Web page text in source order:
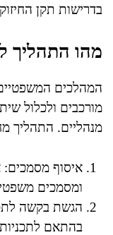
בדרישות תקן
מהו התהליך
המהלכים
מורכבים ולכלול
מנהליים. התהליך
איסוף מסמכים:
ומסמכים
הגשת בקשה
בהתאם